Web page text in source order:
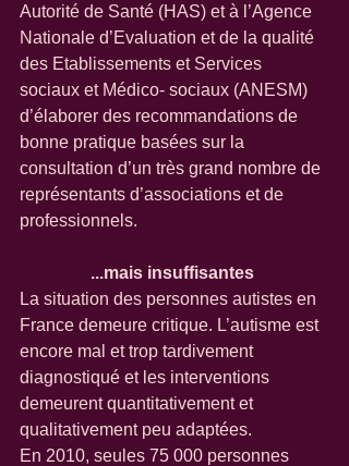
Autorité de Santé (HAS) et à l’Agence
Nationale d’Evaluation et de la qualité
des Etablissements et Services
sociaux et Médico- sociaux (ANESM)
d’élaborer des recommandations de
bonne pratique basées sur la
consultation d’un très grand nombre de
représentants d’associations et de
professionnels.
...mais insuffisantes
La situation des personnes autistes en
France demeure critique. L’autisme est
encore mal et trop tardivement
diagnostiqué et les interventions
demeurent quantitativement et
qualitativement peu adaptées.
En 2010, seules 75 000 personnes